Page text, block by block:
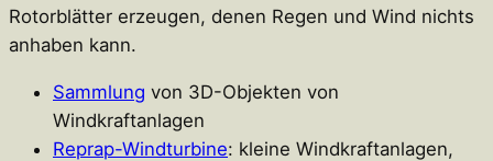
Rotorblätter erzeugen, denen Regen und Wind nichts
anhaben kann.
Sammlung von 3D-Objekten von
Windkraftanlagen
Reprap-Windturbine: kleine Windkraftanlagen,